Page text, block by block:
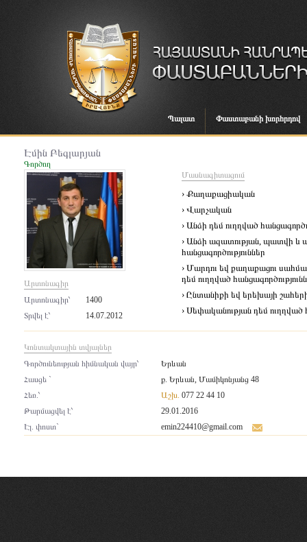
Պալատ Փաստաբանի խորհրդով
Էմին Բեգլարյան
Գործող
Արտոնագիր
Արտոնագիր՝
1400
Տրվել է՝
14.07.2012
Մասնագիտացում
› Քաղաքացիական
› Վարչական
› Անձի դեմ ուղղված
› Անձի ազատության, պատվի և
հանցագործություններ
› Մարդու եվ քաղաքացու
դեմ ուղղված
› Ընտանիքի եվ երեխայի
› Սեփականության դեմ ուղղված
Կոնտակտային տվյալներ
Գործունեության հիմնական վայր՝
Երևան
Հասցե `
ք. Երևան, Մամիկոնյանց 48
Հեռ.՝
Աշխ. 077 22 44 10
Թարմացվել է՝
29.01.2016
Էլ. փոստ`
emin224410@gmail.com